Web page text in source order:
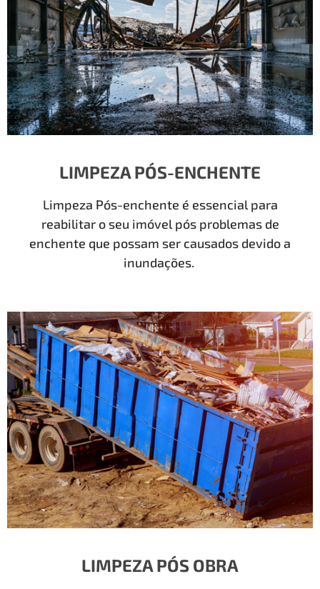
LIMPEZA PÓS-ENCHENTE
Limpeza Pós-enchente é essencial para
reabilitar o seu imóvel pós problemas de
enchente que possam ser causados devido a
inundações.
LIMPEZA PÓS OBRA